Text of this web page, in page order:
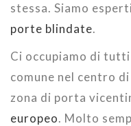
stessa. Siamo
porte blindate.
Ci occupiamo di
comune nel centro
zona di porta
europeo. Molto